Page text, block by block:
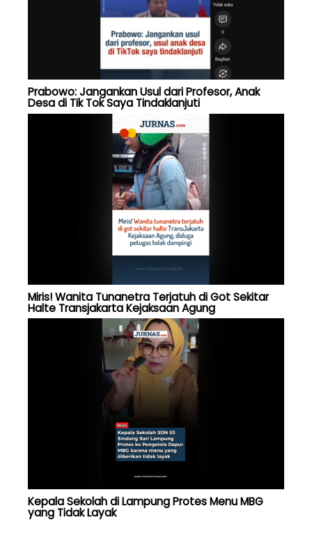
Prabowo: Jangankan Usul dari Profesor, Anak
Desa di Tik Tok Saya Tindaklanjuti
Miris! Wanita Tunanetra Terjatuh di Got Sekitar
Halte Transjakarta Kejaksaan Agung
Kepala Sekolah di Lampung Protes Menu MBG
yang Tidak Layak